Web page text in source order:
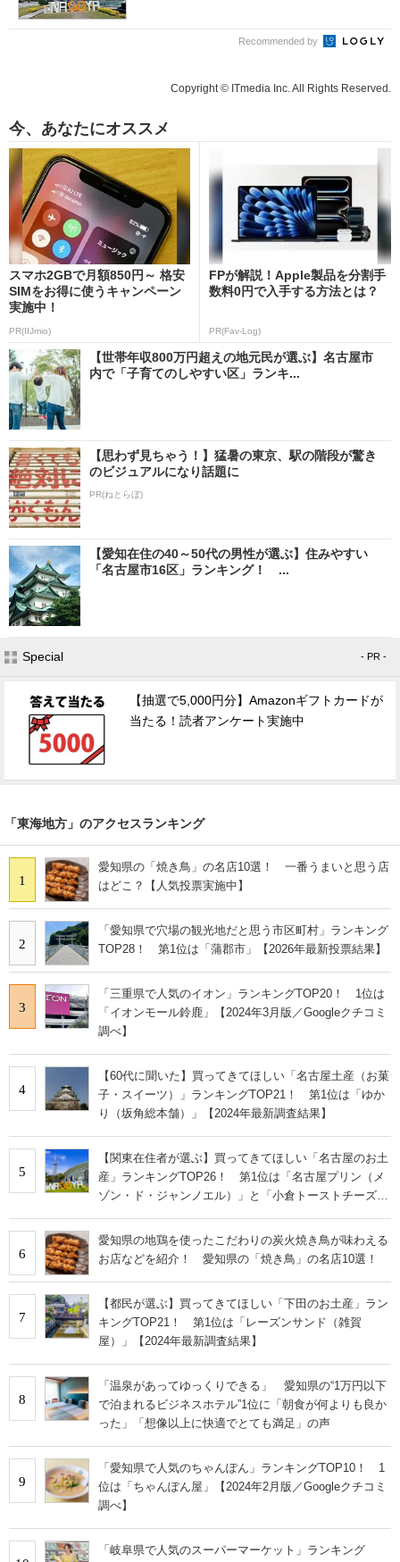
Recommended by
Copyright © ITmedia Inc. All Rights Reserved.
今、あなたにオススメ
スマホ2GBで月額850円～ 格安
SIMをお得に使うキャンペーン
実施中！
PR(IIJmio)
FPが解説！Apple製品を分割手
数料0円で入手する方法とは？
PR(Fav-Log)
【世帯年収800万円超えの地元民が選ぶ】名古屋市
内で「子育てのしやすい区」ランキ...
【思わず見ちゃう！】猛暑の東京、駅の階段が驚き
のビジュアルになり話題に
PR(ねとらぼ)
【愛知在住の40～50代の男性が選ぶ】住みやすい
「名古屋市16区」ランキング！ ...
Special - PR -
【抽選で5,000円分】Amazonギフトカードが
当たる！読者アンケート実施中
「東海地方」のアクセスランキング
1
愛知県の「焼き鳥」の名店10選！ 一番うまいと思う店
はどこ？【人気投票実施中】
2
「愛知県で穴場の観光地だと思う市区町村」ランキング
TOP28！ 第1位は「蒲郡市」【2026年最新投票結果】
3
「三重県で人気のイオン」ランキングTOP20！ 1位は
「イオンモール鈴鹿」【2024年3月版／Googleクチコミ
調べ】
4
【60代に聞いた】買ってきてほしい「名古屋土産（お菓
子・スイーツ）」ランキングTOP21！ 第1位は「ゆか
り（坂角総本舗）」【2024年最新調査結果】
5
【関東在住者が選ぶ】買ってきてほしい「名古屋のお土
産」ランキングTOP26！ 第1位は「名古屋プリン（メ
ゾン・ド・ジャンノエル）」と「小倉トーストチーズケ
6
愛知県の地鶏を使ったこだわりの炭火焼き鳥が味わえる
お店などを紹介！ 愛知県の「焼き鳥」の名店10選！
7
【都民が選ぶ】買ってきてほしい「下田のお土産」ラン
キングTOP21！ 第1位は「レーズンサンド（雑賀
屋）」【2024年最新調査結果】
8
「温泉があってゆっくりできる」 愛知県の“1万円以下
で泊まれるビジネスホテル”1位に「朝食が何よりも良か
った」「想像以上に快適でとても満足」の声
9
「愛知県で人気のちゃんぽん」ランキングTOP10！ 1
位は「ちゃんぽん屋」【2024年2月版／Googleクチコミ
調べ】
「岐阜県で人気のスーパーマーケット」ランキング